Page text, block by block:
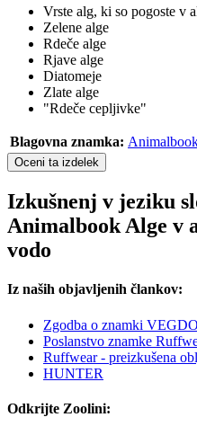
Vrste alg, ki so pogoste v
Zelene alge
Rdeče alge
Rjave alge
Diatomeje
Zlate alge
"Rdeče cepljivke"
Blagovna znamka:
Oceni ta izdelek
Izkušnenj v jeziku
Animalbook Alge v
vodo
Iz naših objavljenih člankov:
Zgodba o znamki
Poslanstvo znamke
Ruffwear - preizkušena
HUNTER
Odkrijte Zoolini: